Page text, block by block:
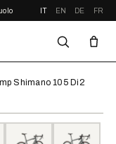
IT EN DE FR
Shimano 105 Di2